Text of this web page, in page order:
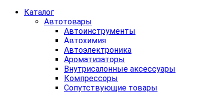
Каталог
Автотовары
Автоинструменты
Автохимия
Автоэлектроника
Ароматизаторы
Внутрисалонные аксессуары
Компрессоры
Сопутствующие товары